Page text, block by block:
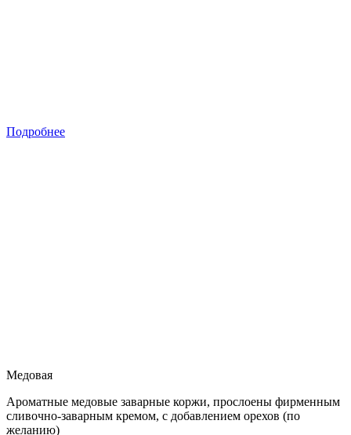
Подробнее
Медовая
Ароматные медовые заварные коржи, прослоены фирменным
сливочно-заварным кремом, с добавлением орехов (по
желанию)